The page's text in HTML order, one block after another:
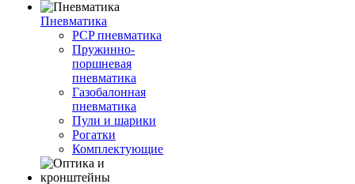
Пневматика
PCP пневматика
Пружинно-
поршневая
пневматика
Газобалонная
пневматика
Пули и шарики
Рогатки
Комплектующие